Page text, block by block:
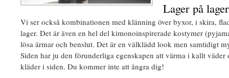
Lager på lager
Vi ser också kombinationen med klänning över byxor, i skira,
lager. Det är även en hel del kimonoinspirerade kostymer
lösa ärmar och benslut. Det är en välklädd look men samtidigt
Siden har ju den förunderliga egenskapen att värma i kallt
kläder i siden. Du kommer inte att ångra dig!